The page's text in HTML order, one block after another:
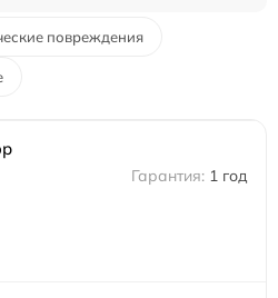
повреждения
1 год